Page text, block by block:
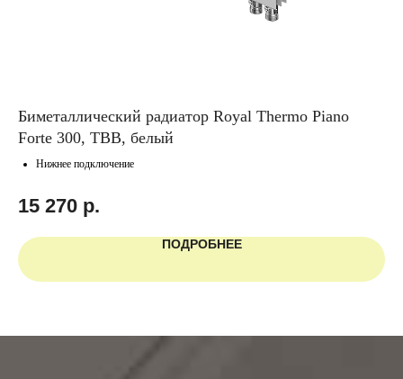
Биметаллический радиатор Royal Thermo Piano
Forte 300, ТВВ, белый
Нижнее подключение
15 270 р.
ПОДРОБНЕЕ